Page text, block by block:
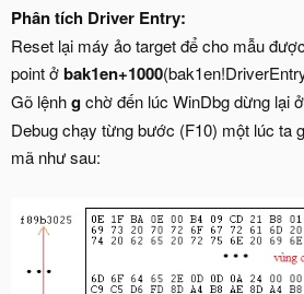
Phân tích Driver Entry:
Reset lại máy ảo target để cho mẫu
point ởbak1en+1000
Gõ lệnhgchờ đến lúc WinDbg dừng lại
Debug chạy từng bước (F10) một lúc ta
mã như sau: